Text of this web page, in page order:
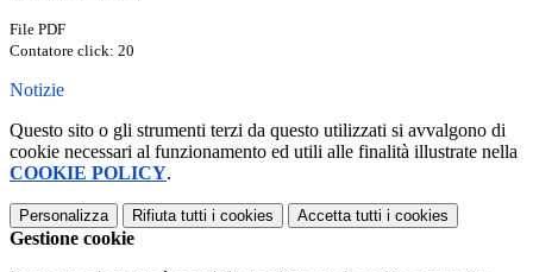
File PDF
Contatore click: 20
Notizie
Questo sito o gli strumenti terzi da questo utilizzati si avvalgono di
cookie necessari al funzionamento ed utili alle finalità illustrate nella
COOKIE POLICY.
Personalizza Rifiuta tutti i cookies Accetta tutti i cookies
Gestione cookie